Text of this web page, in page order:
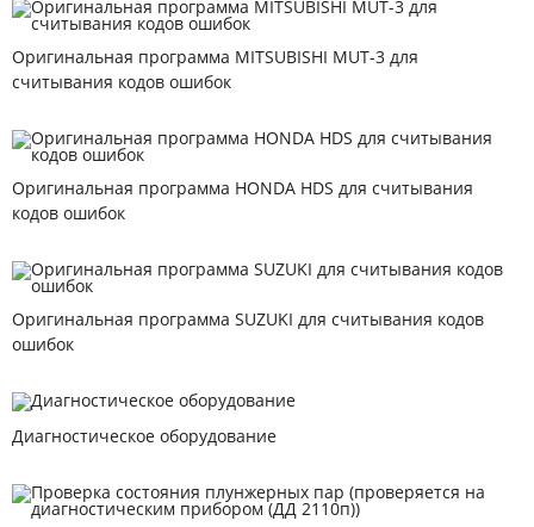
Оригинальная программа MITSUBISHI MUT-3 для
считывания кодов ошибок
Оригинальная программа HONDA HDS для считывания
кодов ошибок
Оригинальная программа SUZUKI для считывания кодов
ошибок
Диагностическое оборудование